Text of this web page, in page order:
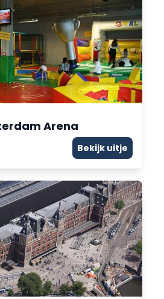
Arena
Bekijk uitje